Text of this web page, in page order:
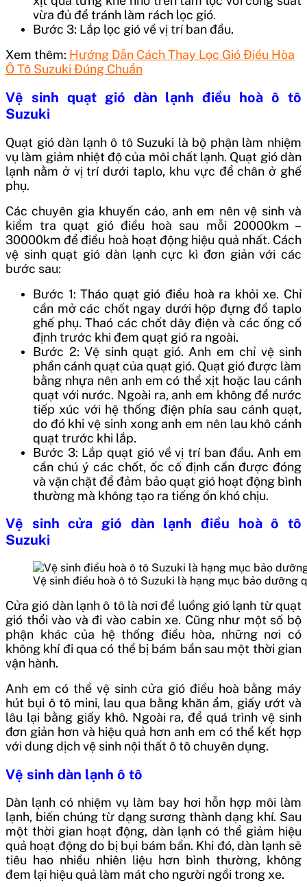
vừa đủ để tránh làm rách lọc gió.
Bước 3: Lắp lọc gió về vị trí ban đầu.
Xem thêm: Hướng Dẫn Cách Thay Lọc Gió Điều Hòa
Ô Tô Suzuki Đúng Chuẩn
Vệ sinh quạt gió dàn lạnh điều hoà ô tô
Suzuki
Quạt gió dàn lạnh ô tô Suzuki là bộ phận làm nhiệm
vụ làm giảm nhiệt độ của môi chất lạnh. Quạt gió dàn
lạnh nằm ở vị trí dưới taplo, khu vực để chân ở ghế
phụ.
Các chuyên gia khuyến cáo, anh em nên vệ sinh và
kiểm tra quạt gió điều hoà sau mỗi 20000km –
30000km để điều hoà hoạt động hiệu quả nhất. Cách
vệ sinh quạt gió dàn lạnh cực kì đơn giản với các
bước sau:
Bước 1: Tháo quạt gió điều hoà ra khỏi xe. Chỉ
cần mở các chốt ngay dưới hộp đựng đồ taplo
ghế phụ. Thaó các chốt dây điện và các ống cố
định trước khi đem quạt gió ra ngoài.
Bước 2: Vệ sinh quạt gió. Anh em chỉ vệ sinh
phần cánh quạt của quạt gió. Quạt gió được làm
bằng nhựa nên anh em có thể xịt hoặc lau cánh
quạt với nước. Ngoài ra, anh em không để nước
tiếp xúc với hệ thống điện phía sau cánh quạt,
do đó khi vệ sinh xong anh em nên lau khô cánh
quạt trước khi lắp.
Bước 3: Lắp quạt gió về vị trí ban đầu. Anh em
cần chú ý các chốt, ốc cố định cần được đóng
và vặn chặt để đảm bảo quạt gió hoạt động bình
thường mà không tạo ra tiếng ồn khó chịu.
Vệ sinh cửa gió dàn lạnh điều hoà ô tô
Suzuki
Vệ sinh điều hoà ô tô Suzuki là hạng mục bảo dưỡng
Cửa gió dàn lạnh ô tô là nơi để luồng gió lạnh từ quạt
gió thổi vào và đi vào cabin xe. Cũng như một số bộ
phận khác của hệ thống điều hòa, những nơi có
không khí đi qua có thể bị bám bẩn sau một thời gian
vận hành.
Anh em có thể vệ sinh cửa gió điều hoà bằng máy
hút bụi ô tô mini, lau qua bằng khăn ẩm, giấy ướt và
lâu lại bằng giấy khô. Ngoài ra, để quá trình vệ sinh
đơn giản hơn và hiệu quả hơn anh em có thể kết hợp
với dung dịch vệ sinh nội thất ô tô chuyên dụng.
Vệ sinh dàn lạnh ô tô
Dàn lạnh có nhiệm vụ làm bay hơi hỗn hợp môi làm
lạnh, biến chúng từ dạng sương thành dạng khí. Sau
một thời gian hoạt động, dàn lạnh có thể giảm hiệu
quả hoạt động do bị bụi bám bẩn. Khi đó, dàn lạnh sẽ
tiêu hao nhiều nhiên liệu hơn bình thường, không
đem lại hiệu quả làm mát cho người ngồi trong xe.